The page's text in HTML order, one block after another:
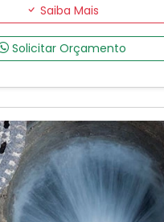
Saiba Mais
Solicitar Orçamento